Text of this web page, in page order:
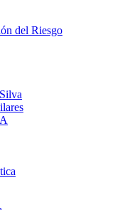
del Riesgo